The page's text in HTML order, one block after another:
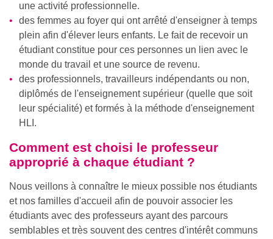
une activité professionnelle.
des femmes au foyer qui ont arrêté d'enseigner à temps
plein afin d'élever leurs enfants. Le fait de recevoir un
étudiant constitue pour ces personnes un lien avec le
monde du travail et une source de revenu.
des professionnels, travailleurs indépendants ou non,
diplômés de l'enseignement supérieur (quelle que soit
leur spécialité) et formés à la méthode d'enseignement
HLI.
Comment est choisi le professeur
approprié à chaque étudiant ?
Nous veillons à connaître le mieux possible nos étudiants
et nos familles d'accueil afin de pouvoir associer les
étudiants avec des professeurs ayant des parcours
semblables et très souvent des centres d'intérêt communs